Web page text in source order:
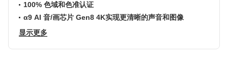
100% 色域和色准认证
α9 AI 音/画芯片 Gen8 4K实现更清晰的声音和图像
显示更多